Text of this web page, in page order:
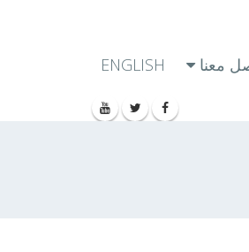
معنا ENGLISH